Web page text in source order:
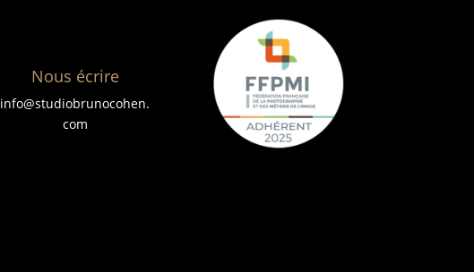
Nous écrire
info@studiobrunocohen.
com